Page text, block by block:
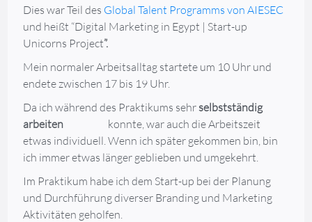
Dies war Teil des Global Talent Programms von AIESEC
und heißt “Digital Marketing in Egypt | Start-up
Unicorns Project”.
Mein normaler Arbeitsalltag startete um 10 Uhr und
endete zwischen 17 bis 19 Uhr.
Da ich während des Praktikums sehrselbstständig
arbeiten
konnte, war auch die Arbeitszeit
etwas individuell. Wenn ich später gekommen bin, bin
ich immer etwas länger geblieben und umgekehrt.
Im Praktikum habe ich dem Start-up bei der Planung
und Durchführung diverser Branding und Marketing
Aktivitäten geholfen.